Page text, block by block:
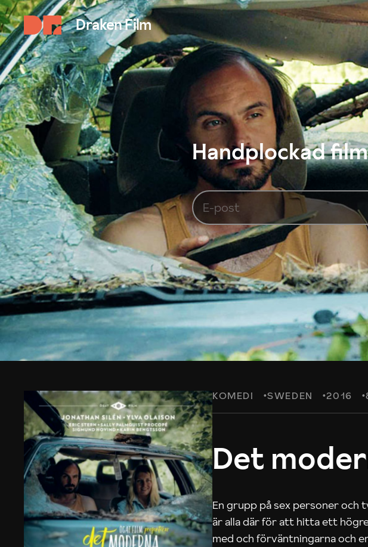
Draken Film
Handplockad
KOMEDI SWEDEN 2016
Det
En grupp på sex personer och
är alla där för att hitta ett
med och förväntningarna och